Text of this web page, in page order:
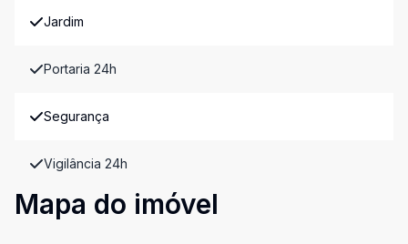
Jardim
Portaria 24h
Segurança
Vigilância 24h
Mapa do imóvel